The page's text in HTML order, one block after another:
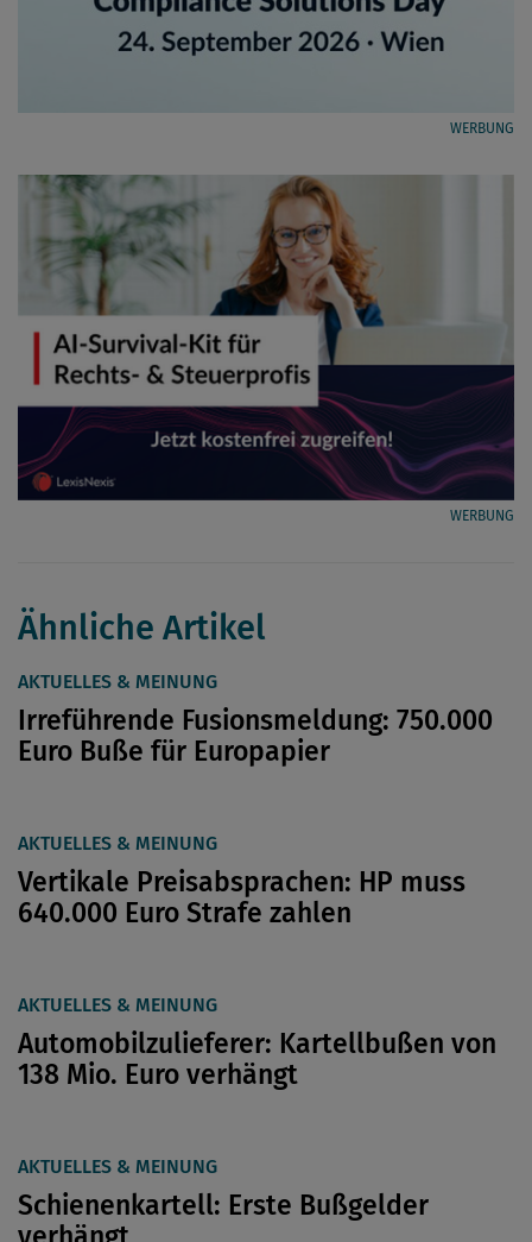
WERBUNG
WERBUNG
Ähnliche Artikel
AKTUELLES & MEINUNG
Irreführende Fusionsmeldung: 750.000
Euro Buße für Europapier
AKTUELLES & MEINUNG
Vertikale Preisabsprachen: HP muss
640.000 Euro Strafe zahlen
AKTUELLES & MEINUNG
Automobilzulieferer: Kartellbußen von
138 Mio. Euro verhängt
AKTUELLES & MEINUNG
Schienenkartell: Erste Bußgelder